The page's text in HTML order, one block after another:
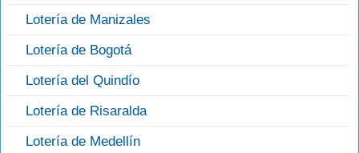
Lotería de Manizales
Lotería de Bogotá
Lotería del Quindío
Lotería de Risaralda
Lotería de Medellín